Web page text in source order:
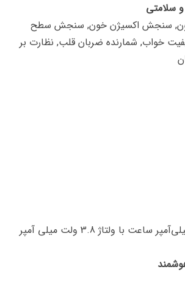
سلامتی
خون, سنجش اکسیژن خون, سنجش سطح
خواب, شمارنده ضربان قلب, نظارت بر
باتری لیتیوم 380 میلی‌آمپر ساعت با ولتاژ 3.8 ولت میلی آمپر